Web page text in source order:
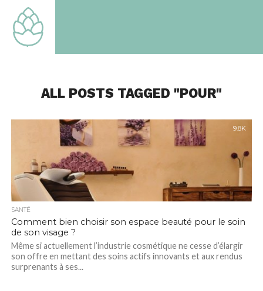
TOUT
SAVOIR
NOTREALL POSTS TAGGED "POUR"
9.8K
SANTÉ
Comment bien choisir son espace beauté pour le soin
de son visage ?
Même si actuellement l’industrie cosmétique ne cesse d’élargir
son offre en mettant des soins actifs innovants et aux rendus
surprenants à ses...